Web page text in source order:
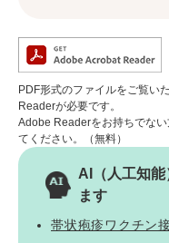
PDF形式のファイルをご覧い
Readerが必要です。
Adobe Readerをお持ちでな
てください。（無料）
AI（人工知能
ます
帯状疱疹ワクチン